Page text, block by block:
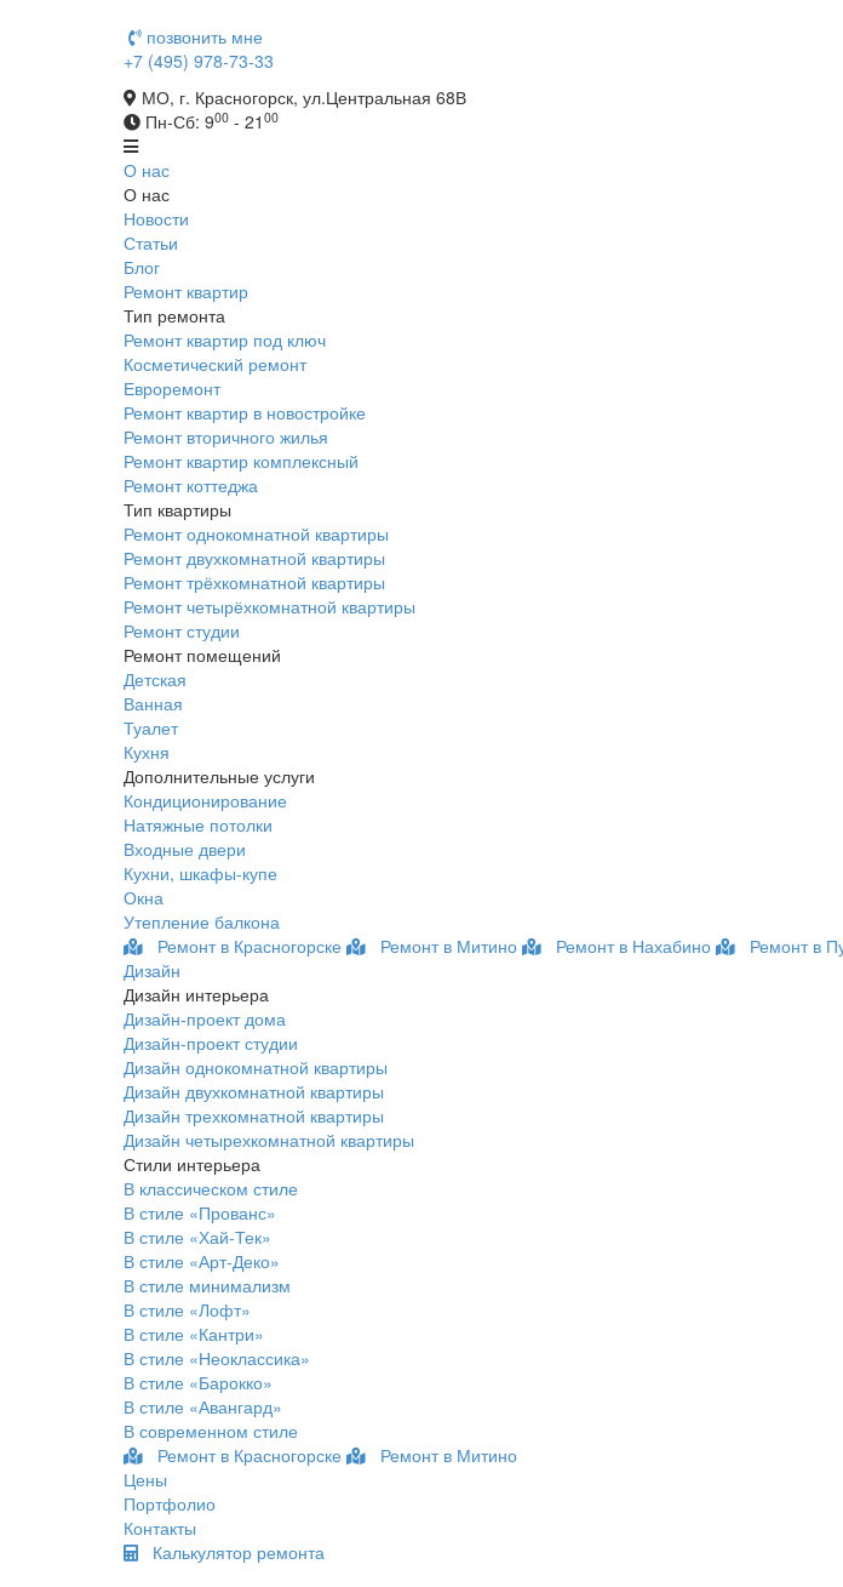
позвонить мне
+7 (495) 978-73-33
МО, г. Красногорск, ул.Центральная 68В
Пн-Сб: 900 - 21 00
О нас
О нас
Новости
Статьи
Блог
Ремонт квартир
Тип ремонта
Ремонт квартир под ключ
Косметический ремонт
Евроремонт
Ремонт квартир в новостройке
Ремонт вторичного жилья
Ремонт квартир комплексный
Ремонт коттеджа
Тип квартиры
Ремонт однокомнатной квартиры
Ремонт двухкомнатной квартиры
Ремонт трёхкомнатной квартиры
Ремонт четырёхкомнатной квартиры
Ремонт студии
Ремонт помещений
Детская
Ванная
Туалет
Кухня
Дополнительные услуги
Кондиционирование
Натяжные потолки
Входные двери
Кухни, шкафы-купе
Окна
Утепление балкона
Ремонт в Красногорске
Ремонт в Митино Ремонт в Нахабино
Ремонт в
Дизайн
Дизайн интерьера
Дизайн-проект дома
Дизайн-проект студии
Дизайн однокомнатной квартиры
Дизайн двухкомнатной квартиры
Дизайн трехкомнатной квартиры
Дизайн четырехкомнатной квартиры
Стили интерьера
В классическом стиле
В стиле «Прованс»
В стиле «Хай-Тек»
В стиле «Арт-Деко»
В стиле минимализм
В стиле «Лофт»
В стиле «Кантри»
В стиле «Неоклассика»
В стиле «Барокко»
В стиле «Авангард»
В современном стиле
Ремонт в Красногорске
Ремонт в Митино
Цены
Портфолио
Контакты
Калькулятор ремонта